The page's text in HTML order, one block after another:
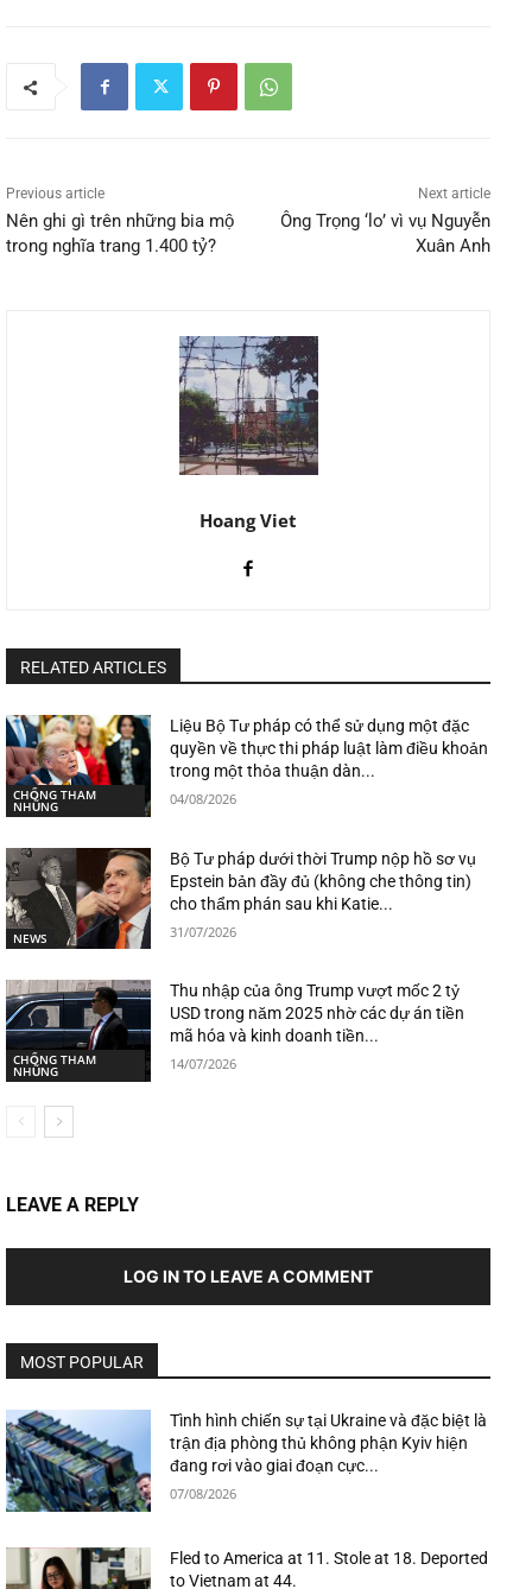
Previous article
Nên ghi gì trên những bia mộ
trong nghĩa trang 1.400 tỷ?
Next article
Ông Trọng ‘lo’ vì vụ Nguyễn
Xuân Anh
Hoang Viet
RELATED ARTICLES
CHỐNG THAM
NHŨNG
Liệu Bộ Tư pháp có thể sử dụng một đặc
quyền về thực thi pháp luật làm điều khoản
trong một thỏa thuận dàn...
04/08/2026
NEWS
Bộ Tư pháp dưới thời Trump nộp hồ sơ vụ
Epstein bản đầy đủ (không che thông tin)
cho thẩm phán sau khi Katie...
31/07/2026
CHỐNG THAM
NHŨNG
Thu nhập của ông Trump vượt mốc 2 tỷ
USD trong năm 2025 nhờ các dự án tiền
mã hóa và kinh doanh tiền...
14/07/2026
LEAVE A REPLY
LOG IN TO LEAVE A COMMENT
MOST POPULAR
Tình hình chiến sự tại Ukraine và đặc biệt là
trận địa phòng thủ không phận Kyiv hiện
đang rơi vào giai đoạn cực...
07/08/2026
Fled to America at 11. Stole at 18. Deported
to Vietnam at 44.